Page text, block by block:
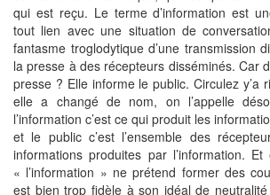
qui est reçu. Le terme d’information est
tout lien avec une situation de
fantasme troglodytique d’une transmission
la presse à des récepteurs disséminés. Car
presse ? Elle informe le public. Circulez y’a
elle a changé de nom, on l’appelle
l’information c’est ce qui produit les
et le public c’est l’ensemble des
informations produites par l’information.
« l’information » ne prétend former des
est bien trop fidèle à son idéal de neutralité